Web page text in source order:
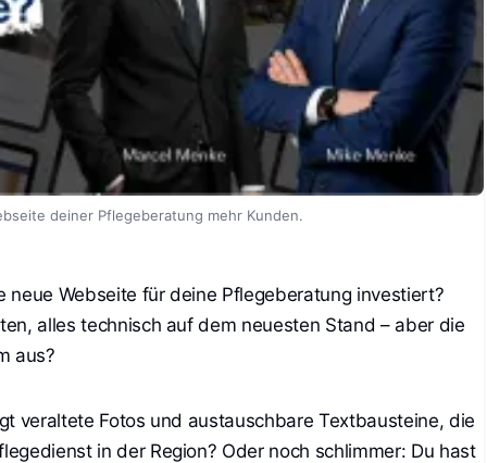
deiner Pflegeberatung mehr Kunden.
neue Webseite für deine Pflegeberatung investiert?
alles technisch auf dem neuesten Stand – aber die
aus?
veraltete Fotos und austauschbare Textbausteine, die
in der Region? Oder noch schlimmer: Du hast